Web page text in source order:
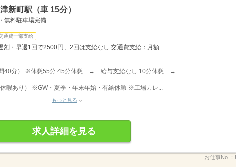
新町駅（車 15分）
無料駐車場完備
通費一部支給
・早退1回で2500円、2回は支給なし 交通費支給：月額...
間40分） ※休憩55分 45分休憩 → 給与支給なし 10分休憩 → ...
暇あり） ※GW・夏季・年末年始・有給休暇 ※工場カレ...
もっと見る
求人詳細を見る
お仕事No.：